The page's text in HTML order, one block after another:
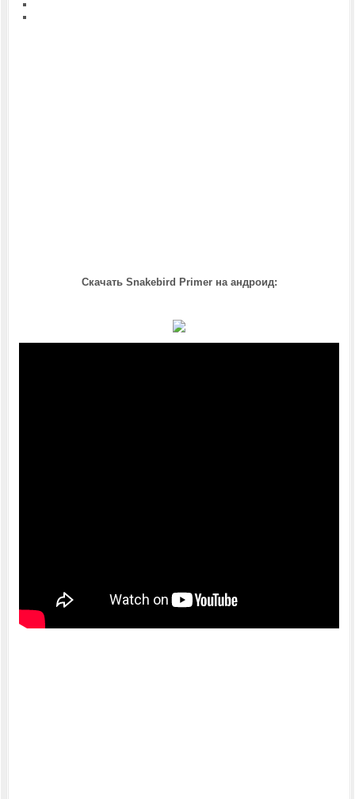
Скачать Snakebird Primer на андроид: